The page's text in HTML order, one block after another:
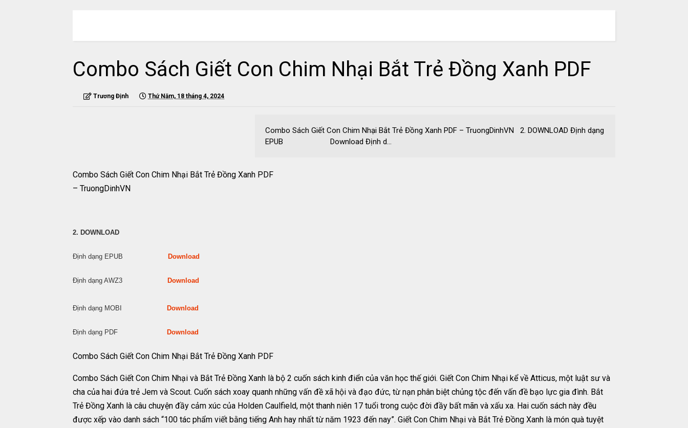
Combo Sách Giết Con Chim Nhại Bắt Trẻ Đồng Xanh PDF
Trương Định Thứ Năm, 18 tháng 4, 2024
Combo Sách Giết Con Chim Nhại Bắt Trẻ Đồng Xanh PDF – TruongDinhVN 2. DOWNLOAD Định dạng
EPUB Download Định d...
Combo Sách Giết Con Chim Nhại Bắt Trẻ Đồng Xanh PDF
– TruongDinhVN
2. DOWNLOAD
Định dạng EPUB Download
Định dạng AWZ3 Download
Định dạng MOBI Download
Định dạng PDF Download
Combo Sách Giết Con Chim Nhại Bắt Trẻ Đồng Xanh PDF
Combo Sách Giết Con Chim Nhại và Bắt Trẻ Đồng Xanh là bộ 2 cuốn sách kinh điển của văn học thế giới. Giết Con Chim Nhại kể về Atticus, một luật sư và
cha của hai đứa trẻ Jem và Scout. Cuốn sách xoay quanh những vấn đề xã hội và đạo đức, từ nạn phân biệt chủng tộc đến vấn đề bạo lực gia đình. Bắt
Trẻ Đồng Xanh là câu chuyện đầy cảm xúc của Holden Caulfield, một thanh niên 17 tuổi trong cuộc đời đầy bất mãn và xấu xa. Hai cuốn sách này đều
được xếp vào danh sách “100 tác phẩm viết bằng tiếng Anh hay nhất từ năm 1923 đến nay”. Giết Con Chim Nhại và Bắt Trẻ Đồng Xanh là món quà tuyệt